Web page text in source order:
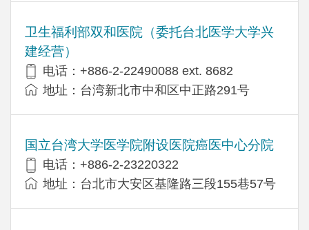
卫生福利部双和医院（委托台北医学大学兴
建经营）
电话：+​886-2-22490088 ext. 8682
地址：台湾新北市中和区中正路291号
国立台湾大学医学院附设医院癌医中心分院
电话：+886-2-23220322
地址：台北市大安区基隆路三段155巷57号